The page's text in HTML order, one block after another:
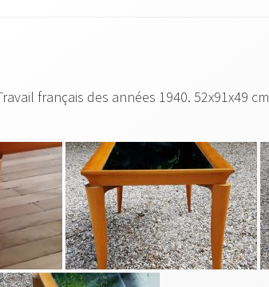
français des années 1940. 52x91x49 cm